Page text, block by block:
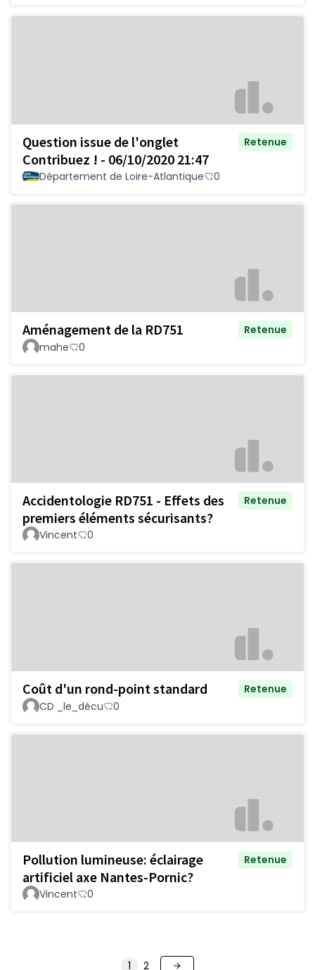
Question issue de l'onglet
Contribuez ! - 06/10/2020 21:47
Retenue
Département de Loire-Atlantique 0
Aménagement de la RD751
Retenue
mahe
0
Accidentologie RD751 - Effets des
premiers éléments sécurisants?
Retenue
Vincent 0
Coût d'un rond-point standard
Retenue
CD _le_décu
0
Pollution lumineuse: éclairage
artificiel axe Nantes-Pornic?
Retenue
Vincent 0
1 2